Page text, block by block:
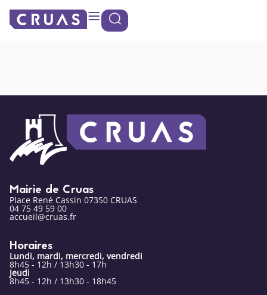
Panneau de gestion des cookies
principal
Mairie de Cruas
Place René Cassin 07350 CRUAS
04 75 49 59 00
accueil@cruas.fr
Horaires
Lundi, mardi, mercredi, vendredi
8h45 - 12h / 13h30 - 17h
Jeudi
8h45 - 12h / 13h30 - 18h45